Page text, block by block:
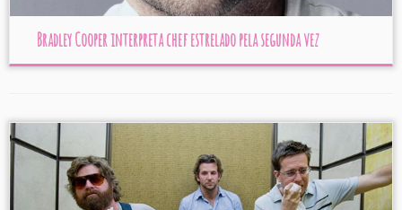
Bradley Cooper interpreta chef estrelado pela segunda vez